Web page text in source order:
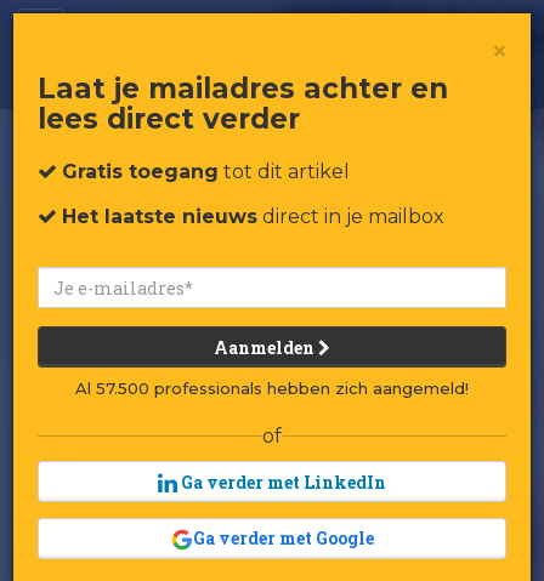
×
Laat je mailadres achter en
lees direct verder
Gratis toegang tot dit artikel
Het laatste nieuws direct in je mailbox
Aanmelden
Al 57.500 professionals hebben zich aangemeld!
of
Ga verder met LinkedIn
Ga verder met Google